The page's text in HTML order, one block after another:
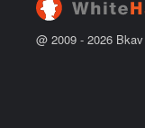
@ 2009 - 2026